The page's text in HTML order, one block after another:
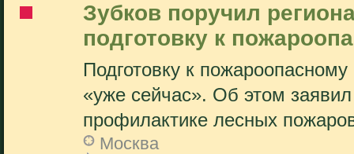
Зубков поручил
подготовку к
Подготовку к
«уже сейчас». Об этом
профилактике лесных
Москва